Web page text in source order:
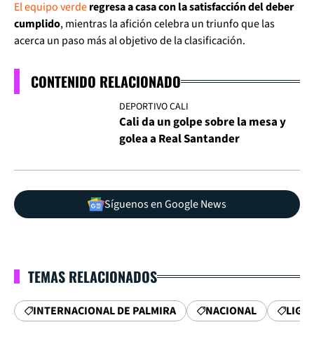
El equipo verderegresa a casa con la satisfacción del deber
cumplido, mientras la afición celebra un triunfo que las
acerca un paso más al objetivo de la clasificación.
CONTENIDO RELACIONADO
DEPORTIVO CALI
Cali da un golpe sobre la mesa y
golea a Real Santander
Síguenos en Google News
TEMAS RELACIONADOS
INTERNACIONAL DE PALMIRA NACIONAL LIGA